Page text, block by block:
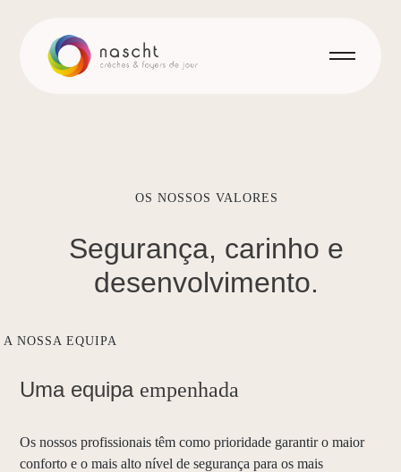
OS NOSSOS VALORES
Segurança, carinho e
desenvolvimento.
A NOSSA EQUIPA
Uma equipa empenhada
Os nossos profissionais têm como prioridade garantir o maior
conforto e o mais alto nível de segurança para os mais